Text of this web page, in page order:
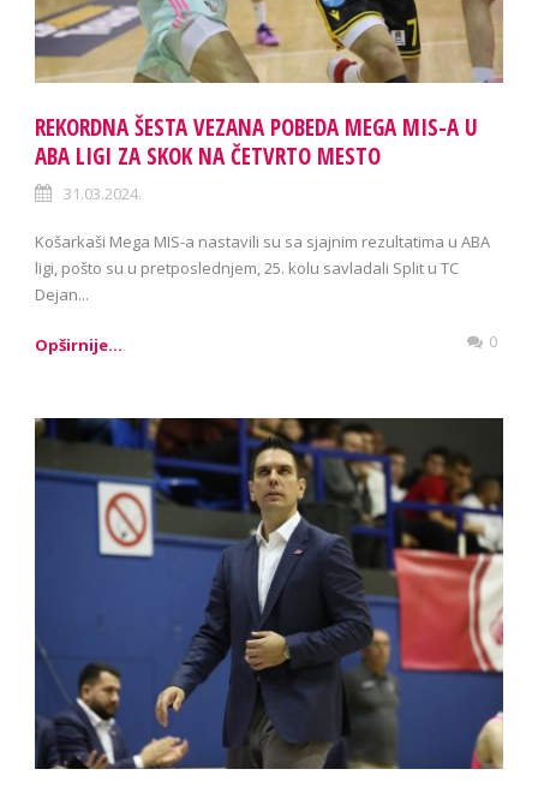
REKORDNA ŠESTA VEZANA POBEDA MEGA MIS-A U
ABA LIGI ZA SKOK NA ČETVRTO MESTO
31.03.2024.
Košarkaši Mega MIS-a nastavili su sa sjajnim rezultatima u ABA
ligi, pošto su u pretposlednjem, 25. kolu savladali Split u TC
Dejan...
Opširnije... 0